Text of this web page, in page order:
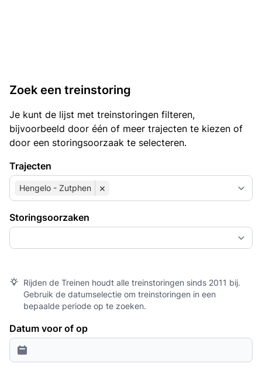
Zoek een treinstoring
Je kunt de lijst met treinstoringen filteren,
bijvoorbeeld door één of meer trajecten te kiezen of
door een storingsoorzaak te selecteren.
Trajecten
Hengelo - Zutphen ×
Storingsoorzaken
Rijden de Treinen houdt alle treinstoringen sinds 2011 bij.
Gebruik de datumselectie om treinstoringen in een
bepaalde periode op te zoeken.
Datum voor of op